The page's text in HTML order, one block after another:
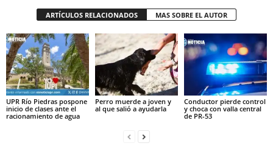
ARTÍCULOS RELACIONADOS MAS SOBRE EL AUTOR
UPR Río Piedras pospone
inicio de clases ante el
racionamiento de agua
Perro muerde a joven y
al que salió a ayudarla
Conductor pierde control
y choca con valla central
de PR-53